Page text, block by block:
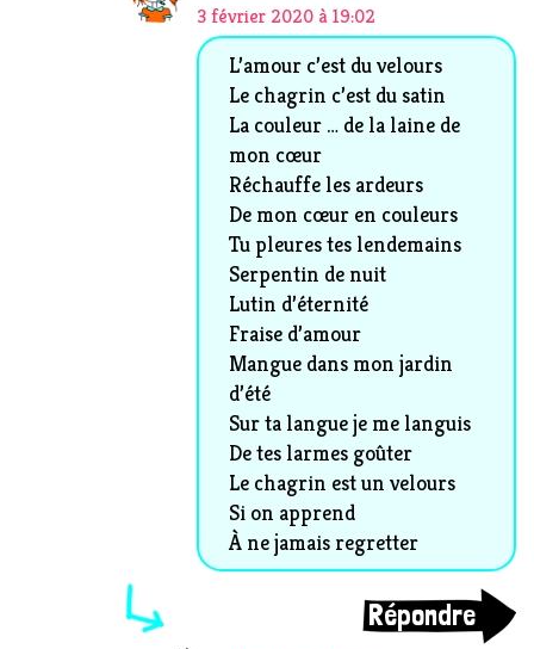
3 février 2020 à 19:02
L’amour c’est du velours
Le chagrin c’est du satin
La couleur … de la laine de
mon cœur
Réchauffe les ardeurs
De mon cœur en couleurs
Tu pleures tes lendemains
Serpentin de nuit
Lutin d’éternité
Fraise d’amour
Mangue dans mon jardin
d’été
Sur ta langue je me languis
De tes larmes goûter
Le chagrin est un velours
Si on apprend
À ne jamais regretter
Répondre